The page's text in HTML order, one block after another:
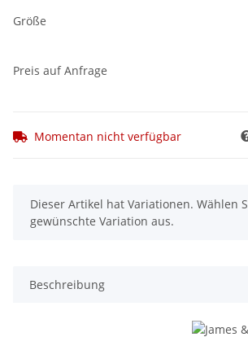
Größe
Preis auf Anfrage
Momentan nicht verfügbar
x
Dieser Artikel hat Variationen. Wählen
gewünschte Variation aus.
Beschreibung